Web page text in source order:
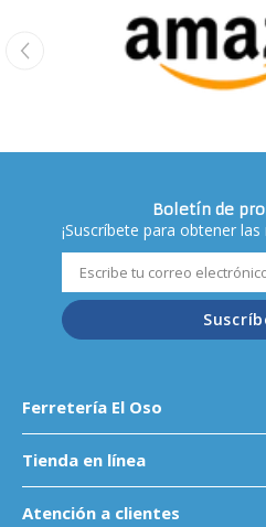
Boletín de
¡Suscríbete para obtener
Ferretería El Oso
Tienda en línea
Atención a clientes